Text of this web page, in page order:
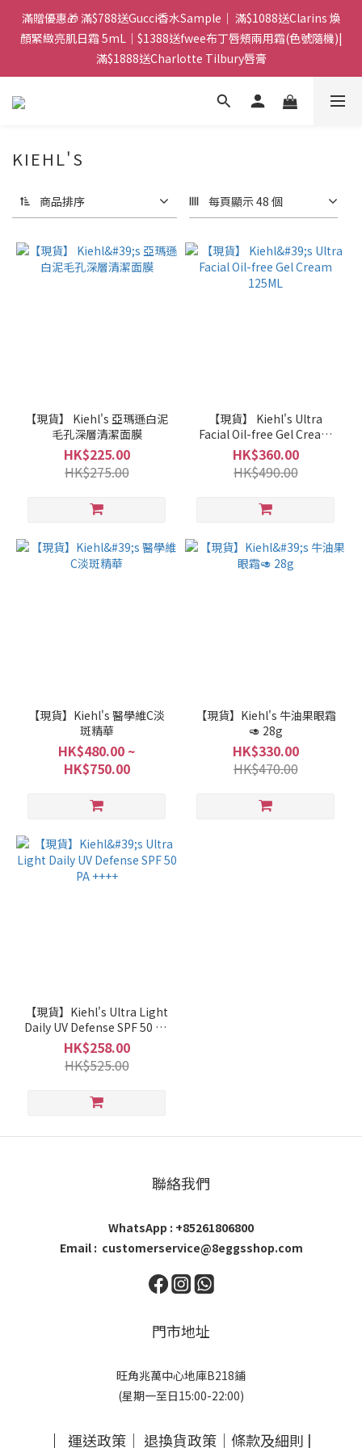
門市：旺角兆萬中心地庫B218 ｜ 所有訂單可旺角門市取貨｜全店
滿$399包郵局取件｜$599包順豐站/站智能櫃｜$699包順豐上門派
件
滿贈優惠🎁 滿$788送Gucci香水Sample｜ 滿$1088送Clarins 煥
顏緊緻亮肌日霜 5mL｜$1388送fwee布丁唇頰兩用霜(色號隨機)|
滿$1888送Charlotte Tilbury唇膏
門市：旺角兆萬中心地庫B218 ｜ 所有訂單可旺角門市取貨｜全店
KIEHL'S
商品排序 每頁顯示 48 個
【現貨】 Kiehl's 亞瑪遜白泥
毛孔深層清潔面膜
HK$225.00
HK$275.00
【現貨】 Kiehl's Ultra
Facial Oil-free Gel Cream
125ML
HK$360.00
HK$490.00
【現貨】Kiehl's 醫學維C淡
斑精華
HK$480.00 ~
HK$750.00
【現貨】Kiehl's 牛油果眼霜
🥑 28g
HK$330.00
HK$470.00
【現貨】Kiehl's Ultra Light
Daily UV Defense SPF 50 PA
++++
HK$258.00
HK$525.00
聯絡我們
WhatsApp : +85261806800
Email : customerservice@8eggsshop.com
門市地址
旺角兆萬中心地庫B218鋪
(星期一至日15:00-22:00)
｜ 運送政策 ｜ 退換貨政策 ｜ 條款及細則 |